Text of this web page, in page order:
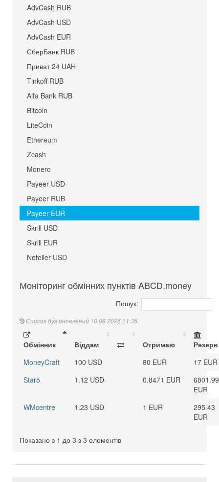
AdvCash RUB
AdvCash USD
AdvCash EUR
СберБанк RUB
Приват 24 UAH
Tinkoff RUB
Alfa Bank RUB
Bitcoin
LiteCoin
Ethereum
Zcash
Monero
Payeer USD
Payeer RUB
Payeer EUR
Skrill USD
Skrill EUR
Neteller USD
Моніторинг обмінних пунктів ABCD.money
Пошук:
Список був оновлений 10.08.2026 11:35.
Обмінник Віддам Отримаю
Резерв
MoneyCraft
100 USD 80 EUR
17 EUR
Star5
1.12 USD 0.8471 EUR
EUR
WMcentre
1.23 USD 1 EUR
295.43
EUR
Показано з 1 до 3 з 3 елементів